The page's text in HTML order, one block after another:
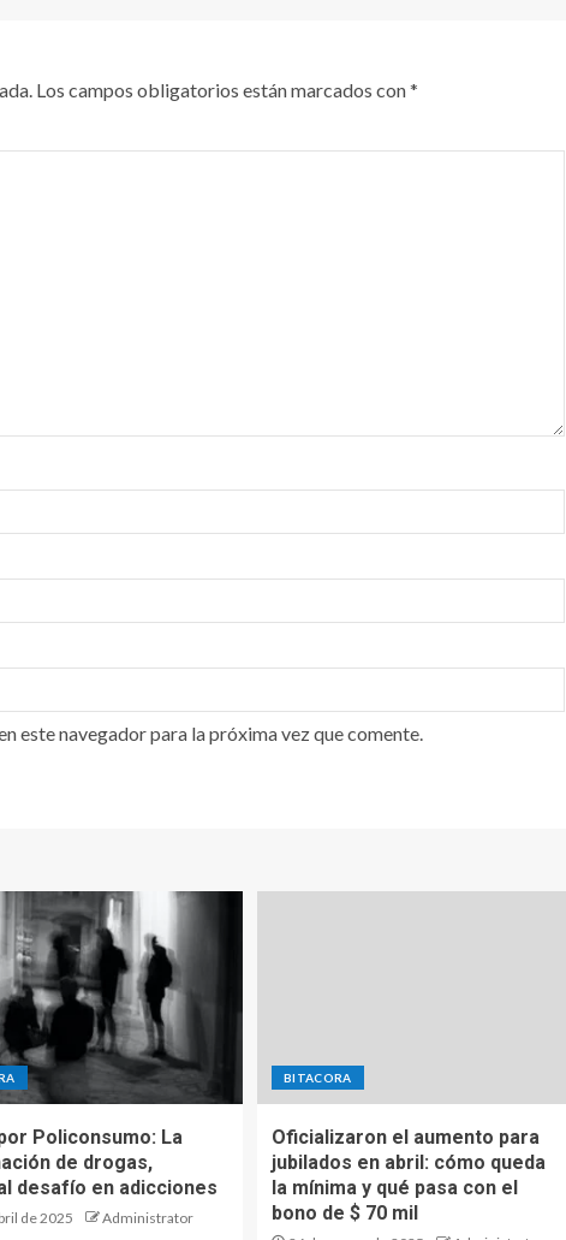
Los campos obligatorios están marcados con*
este navegador para la próxima vez que comente.
Policonsumo: La
de drogas,
desafío en adicciones
de 2025 Administrator
BITACORA
Oficializaron el aumento para
jubilados en abril: cómo queda
la mínima y qué pasa con el
bono de $ 70 mil